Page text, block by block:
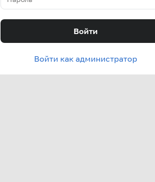
Войти
Войти как администратор